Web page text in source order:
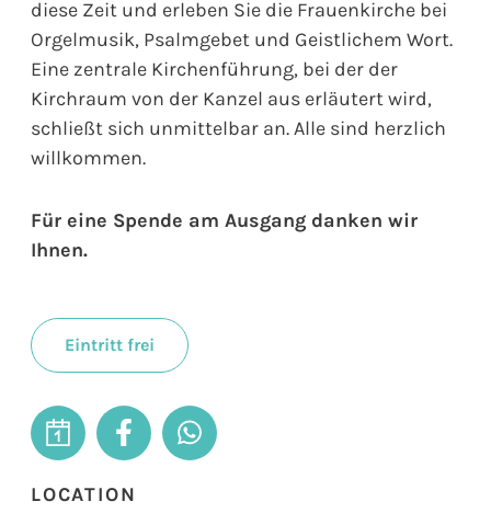
diese Zeit und erleben Sie die Frauenkirche bei
Orgelmusik, Psalmgebet und Geistlichem Wort.
Eine zentrale Kirchenführung, bei der der
Kirchraum von der Kanzel aus erläutert wird,
schließt sich unmittelbar an. Alle sind herzlich
willkommen.
Für eine Spende am Ausgang danken wir
Ihnen.
Eintritt frei
LOCATION